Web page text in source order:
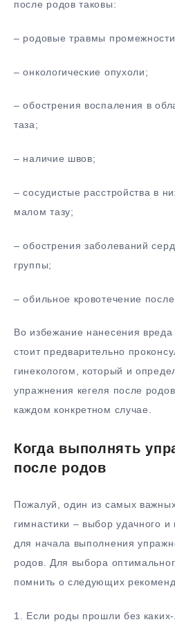
после родов таковы:
– родовые травмы
– онкологические опухоли;
– обострения воспаления в
таза;
– наличие швов;
– сосудистые расстройства в
малом тазу;
– обострения заболеваний
группы;
– обильное кровотечение после
Во избежание нанесения
стоит предварительно
гинекологом, который и
упражнения кегеля после
каждом конкретном случае.
Когда выполнять
после родов
Пожалуй, один из самых
гимнастики – выбор удачного
для начала выполнения
родов. Для выбора
помнить о следующих
1. Если роды прошли без